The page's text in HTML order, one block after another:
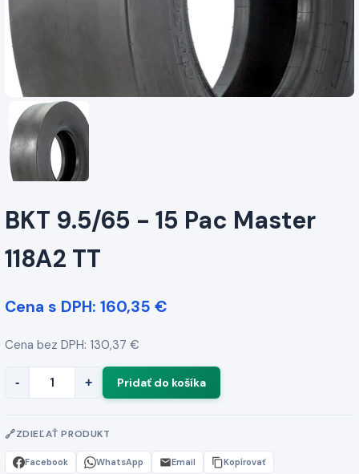
BKT 9.5/65 - 15 Pac Master
118A2 TT
Cena s DPH: 160,35 €
Cena bez DPH: 130,37 €
- +
ZDIEĽAŤ PRODUKT
Facebook WhatsApp Email Kopírovať